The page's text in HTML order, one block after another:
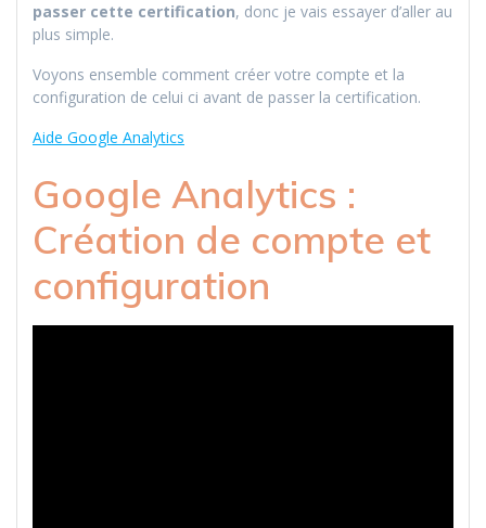
passer cette certification, donc je vais essayer d’aller au
plus simple.
Voyons ensemble comment créer votre compte et la
configuration de celui ci avant de passer la certification.
Aide Google Analytics
Google Analytics :
Création de compte et
configuration